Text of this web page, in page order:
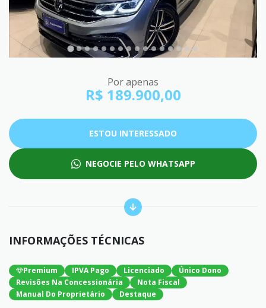
Por apenas
R$ 189.900,00
ESTOU INTERESSADO
NEGOCIE PELO WHATSAPP
INFORMAÇÕES TÉCNICAS
Premium IPVA Pago Licenciado
Único Dono
Revisões Na Concessionária
Nota Fiscal
Manual Do Proprietário
Destaque